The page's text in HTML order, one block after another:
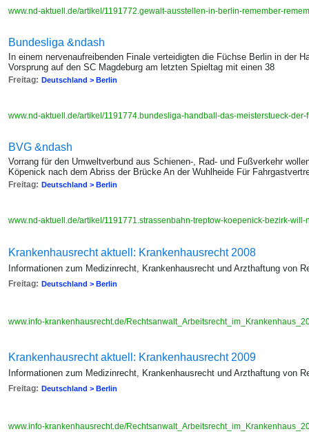
www.nd-aktuell.de/artikel/1191772.gewalt-ausstellen-in-berlin-remember-
Bundesliga &ndash
In einem nervenaufreibenden Finale verteidigten die Füchse Berlin in der
Vorsprung auf den SC Magdeburg am letzten Spieltag mit einen 38
Freitag: Deutschland > Berlin
www.nd-aktuell.de/artikel/1191774.bundesliga-handball-das-meisterstueck-
BVG &ndash
Vorrang für den Umweltverbund aus Schienen-, Rad- und Fußverkehr
Köpenick nach dem Abriss der Brücke An der Wuhlheide Für
Freitag: Deutschland > Berlin
www.nd-aktuell.de/artikel/1191771.strassenbahn-treptow-koepenick-bezirk-
Krankenhausrecht aktuell: Krankenhausrecht 2008
Informationen zum Medizinrecht, Krankenhausrecht und Arzthaftung von
Freitag: Deutschland > Berlin
www.info-krankenhausrecht.de/
Krankenhausrecht aktuell: Krankenhausrecht 2009
Informationen zum Medizinrecht, Krankenhausrecht und Arzthaftung von
Freitag: Deutschland > Berlin
www.info-krankenhausrecht.de/